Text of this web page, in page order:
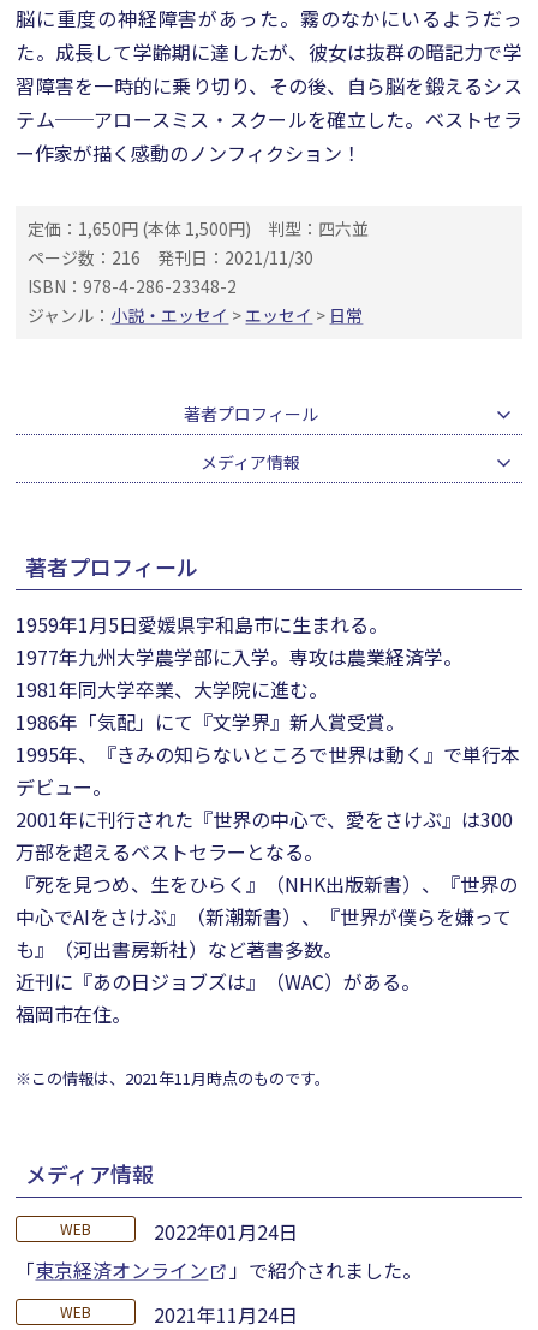
脳に重度の神経障害があった。霧のなかにいるようだっ
た。成長して学齢期に達したが、彼女は抜群の暗記力で学
習障害を一時的に乗り切り、その後、自ら脳を鍛えるシス
テム──アロースミス・スクールを確立した。ベストセラ
ー作家が描く感動のノンフィクション！
定価：1,650円 (本体 1,500円)
判型：四六並
ページ数：216
発刊日：2021/11/30
ISBN：978-4-286-23348-2
ジャンル： 小説・エッセイ >エッセイ > 日常
著者プロフィール
メディア情報
著者プロフィール
1959年1月5日愛媛県宇和島市に生まれる。
1977年九州大学農学部に入学。専攻は農業経済学。
1981年同大学卒業、大学院に進む。
1986年「気配」にて『文学界』新人賞受賞。
1995年、『きみの知らないところで世界は動く』で単行本
デビュー。
2001年に刊行された『世界の中心で、愛をさけぶ』は300
万部を超えるベストセラーとなる。
『死を見つめ、生をひらく』（NHK出版新書）、『世界の
中心でAIをさけぶ』（新潮新書）、『世界が僕らを嫌って
も』（河出書房新社）など著書多数。
近刊に『あの日ジョブズは』（WAC）がある。
福岡市在住。
※この情報は、2021年11月時点のものです。
メディア情報
WEB
2022年01月24日
「東京経済オンライン 」で紹介されました。
WEB
2021年11月24日